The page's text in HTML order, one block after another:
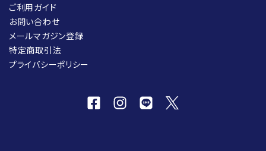
ご利用ガイド
お問い合わせ
メールマガジン登録
特定商取引法
プライバシーポリシー